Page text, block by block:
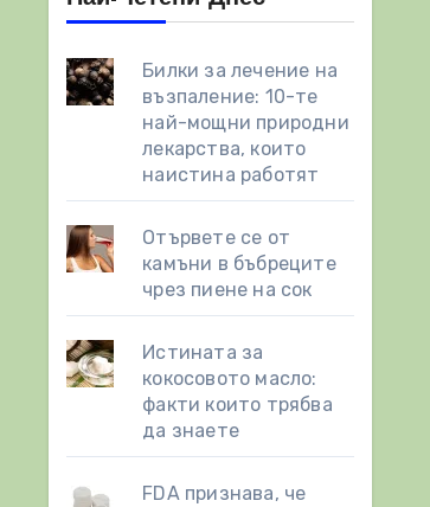
Билки за лечение на
възпаление: 10-те
най-мощни природни
лекарства, които
наистина работят
Отървете се от
камъни в бъбреците
чрез пиене на сок
Истината за
кокосовото масло:
факти които трябва
да знаете
FDA признава, че